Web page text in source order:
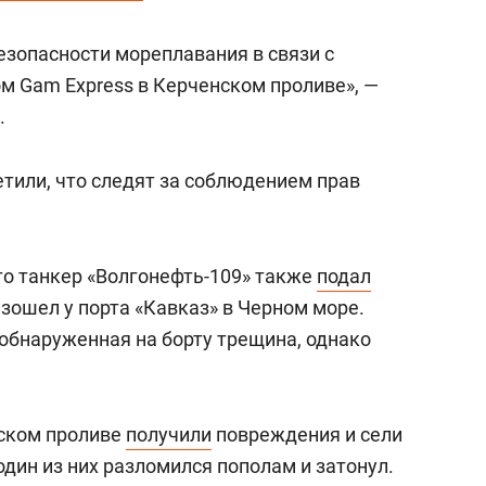
мореплавания в связи с
Gam Express в Керченском проливе», —
что следят за соблюдением прав
танкер «Волгонефть-109» также подал
у порта «Кавказ» в Черном море.
на борту трещина, однако
проливе получили повреждения и сели
из них разломился пополам и затонул.